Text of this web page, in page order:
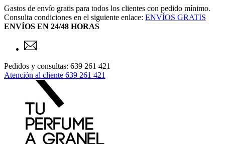
Gastos de envío gratis para todos los clientes con pedido mínimo.
Consulta condiciones en el siguiente enlace: ENVÍOS GRATIS
ENVÍOS EN 24/48 HORAS
Pedidos y consultas: 639 261 421
Atención al cliente 639 261 421